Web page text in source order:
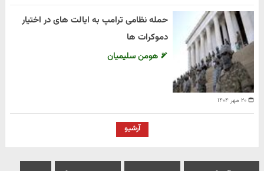
۲۰ مهر ۱۴۰۴
حمله نظامی ترامپ به ایالت های در اختیار
دموکرات ها
هومن سلیمیان
آرشیو